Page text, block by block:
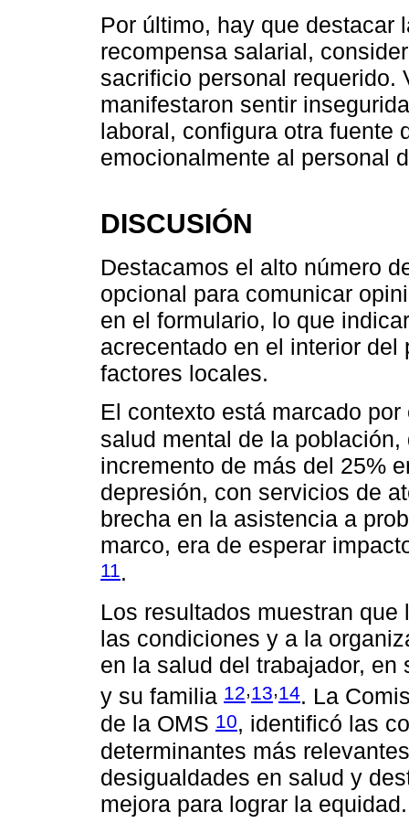
Por último, hay que destacar
recompensa salarial,
sacrificio personal requerido.
manifestaron sentir
laboral, configura otra fuente
emocionalmente al personal
DISCUSIÓN
Destacamos el alto número
opcional para comunicar
en el formulario, lo que
acrecentado en el interior
factores locales.
El contexto está marcado
salud mental de la
incremento de más del 25%
depresión, con servicios de
brecha en la asistencia a
marco, era de esperar
11 .
Los resultados muestran
las condiciones y a la
en la salud del trabajador,
y su familia 12,13,14. La
de la OMS 10, identificó las
determinantes más
desigualdades en salud y
mejora para lograr la equidad.